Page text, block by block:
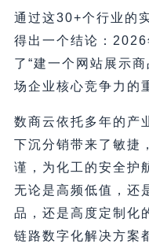
通过这30+个行业的
得出一个结论：
了“建一个网站展示
场企业核心竞争力的
数商云依托多年的产
下沉分销带来了敏
谨，为化工的安全护
无论是高频低值，还
品，还是高度定制化
链路数字化解决方案